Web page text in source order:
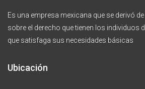
Es una empresa mexicana que se derivó
sobre el derecho que tienen los individuos
que satisfaga sus necesidades básicas
Ubicación